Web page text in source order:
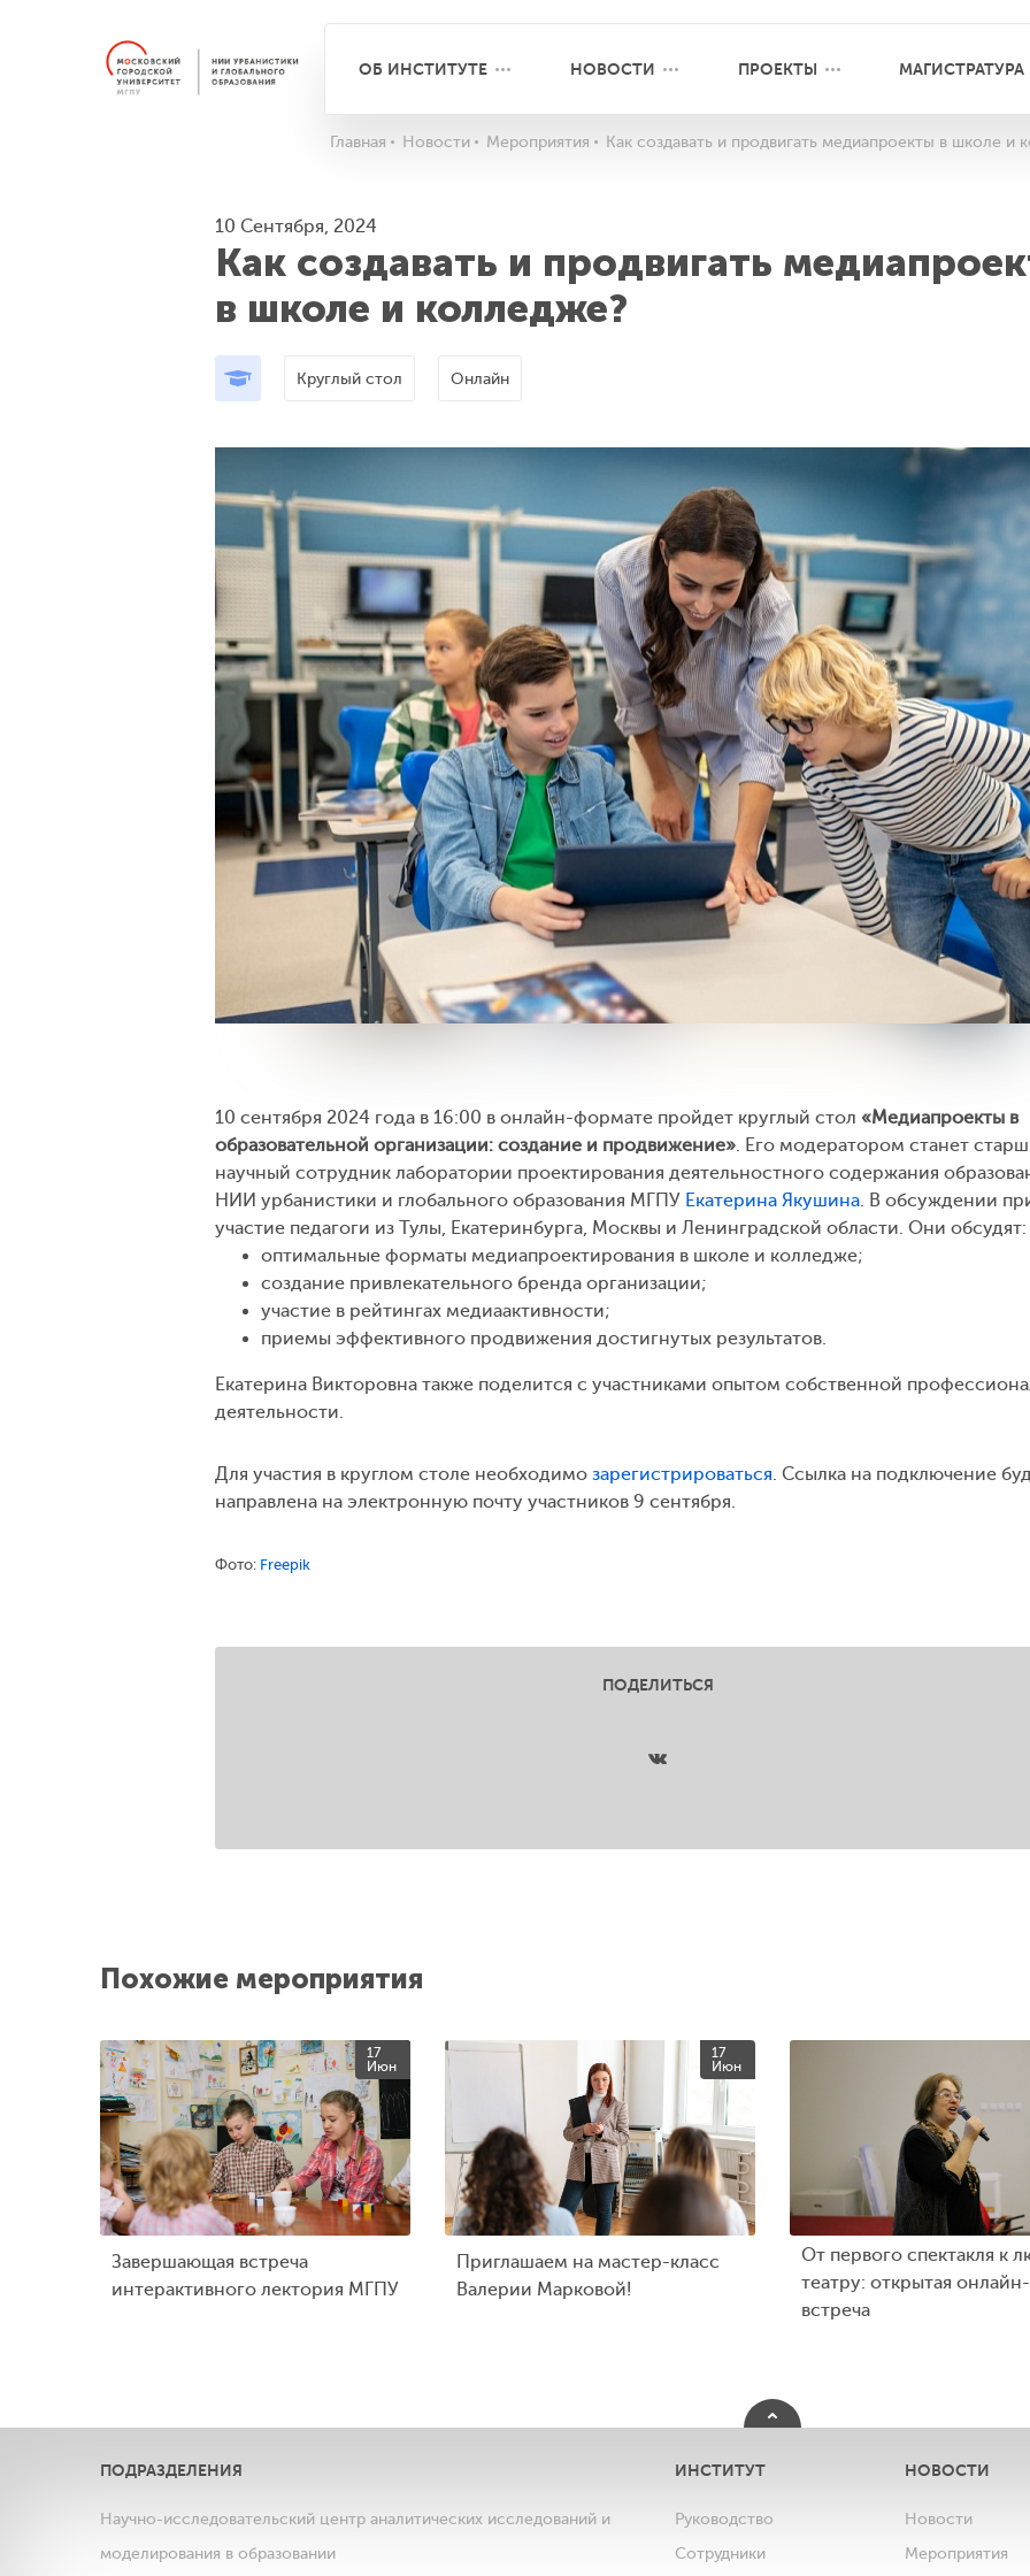
ОБ ИНСТИТУТЕ НОВОСТИ ПРОЕКТЫ МАГИСТРАТУРА
Главная Новости Мероприятия Как создавать и продвигать медиапроекты в школе и
10 Сентября, 2024
Как создавать и продвигать
в школе и колледже?
Круглый стол Онлайн
10 сентября 2024 года в 16:00 в онлайн-формате пройдет круглый стол «Медиапроекты в
образовательной организации: создание и продвижение» . Его модератором станет
научный сотрудник лаборатории проектирования деятельностного содержания
НИИ урбанистики и глобального образования МГПУ Екатерина Якушина . В обсуждении
участие педагоги из Тулы, Екатеринбурга, Москвы и Ленинградской области. Они обсудят:
оптимальные форматы медиапроектирования в школе и колледже;
создание привлекательного бренда организации;
участие в рейтингах медиаактивности;
приемы эффективного продвижения достигнутых результатов.
Екатерина Викторовна также поделится с участниками опытом собственной
деятельности.
Для участия в круглом столе необходимо зарегистрироваться . Ссылка на подключение
направлена на электронную почту участников 9 сентября.
Фото: Freepik
ПОДЕЛИТЬСЯ
Похожие мероприятия
17
Июн
Завершающая встреча
интерактивного лектория МГПУ
17
Июн
Приглашаем на мастер-класс
Валерии Марковой!
От первого спектакля к
театру: открытая онлайн-
встреча
ПОДРАЗДЕЛЕНИЯ
Научно-исследовательский центр аналитических исследований и
моделирования в образовании
ИНСТИТУТ
Руководство
Сотрудники
НОВОСТИ
Новости
Мероприятия